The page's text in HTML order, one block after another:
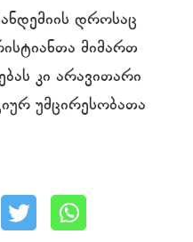
დროსაც
მიმართ
კი არავითარი
უმცირესობათა